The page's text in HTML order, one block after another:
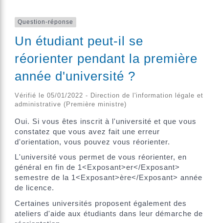
Question-réponse
Un étudiant peut-il se
réorienter pendant la première
année d'université ?
Vérifié le 05/01/2022 - Direction de l'information légale et
administrative (Première ministre)
Oui. Si vous êtes inscrit à l'université et que vous
constatez que vous avez fait une erreur
d'orientation, vous pouvez vous réorienter.
L'université vous permet de vous réorienter, en
général en fin de 1<Exposant>er</Exposant>
semestre de la 1<Exposant>ère</Exposant> année
de licence.
Certaines universités proposent également des
ateliers d'aide aux étudiants dans leur démarche de